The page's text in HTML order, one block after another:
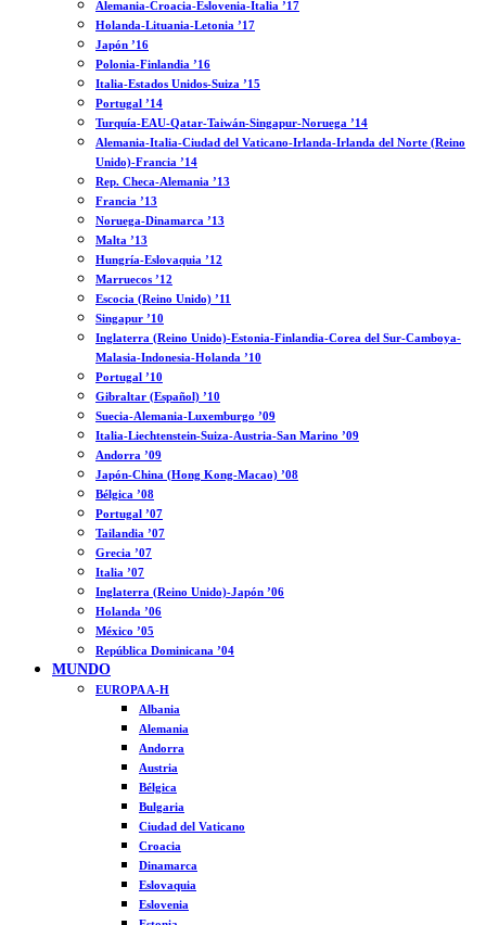
Alemania-Croacia-Eslovenia-Italia ’17
Holanda-Lituania-Letonia ’17
Japón ’16
Polonia-Finlandia ’16
Italia-Estados Unidos-Suiza ’15
Portugal ’14
Turquía-EAU-Qatar-Taiwán-Singapur-Noruega ’14
Alemania-Italia-Ciudad del Vaticano-Irlanda-Irlanda del Norte (Reino
Unido)-Francia ’14
Rep. Checa-Alemania ’13
Francia ’13
Noruega-Dinamarca ’13
Malta ’13
Hungría-Eslovaquia ’12
Marruecos ’12
Escocia (Reino Unido) ’11
Singapur ’10
Inglaterra (Reino Unido)-Estonia-Finlandia-Corea del Sur-Camboya-
Malasia-Indonesia-Holanda ’10
Portugal ’10
Gibraltar (Español) ’10
Suecia-Alemania-Luxemburgo ’09
Italia-Liechtenstein-Suiza-Austria-San Marino ’09
Andorra ’09
Japón-China (Hong Kong-Macao) ’08
Bélgica ’08
Portugal ’07
Tailandia ’07
Grecia ’07
Italia ’07
Inglaterra (Reino Unido)-Japón ’06
Holanda ’06
México ’05
República Dominicana ’04
MUNDO
EUROPA A-H
Albania
Alemania
Andorra
Austria
Bélgica
Bulgaria
Ciudad del Vaticano
Croacia
Dinamarca
Eslovaquia
Eslovenia